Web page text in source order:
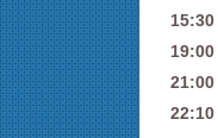
15:30
19:00
21:00
22:10